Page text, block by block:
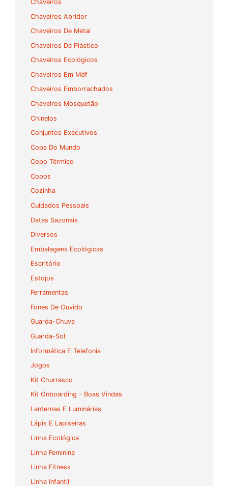
Chaveiros
Chaveiros Abridor
Chaveiros De Metal
Chaveiros De Plástico
Chaveiros Ecológicos
Chaveiros Em Mdf
Chaveiros Emborrachados
Chaveiros Mosquetão
Chinelos
Conjuntos Executivos
Copa Do Mundo
Copo Térmico
Copos
Cozinha
Cuidados Pessoais
Datas Sazonais
Diversos
Embalagens Ecológicas
Escritório
Estojos
Ferramentas
Fones De Ouvido
Guarda-Chuva
Guarda-Sol
Informática E Telefonia
Jogos
Kit Churrasco
Kit Onboarding - Boas Vindas
Lanternas E Luminárias
Lápis E Lapiseiras
Linha Ecológica
Linha Feminina
Linha Fitness
Linha Infantil